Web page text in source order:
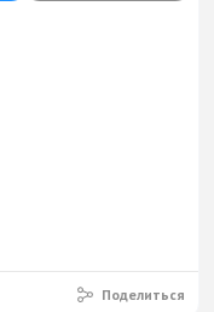
Поделиться